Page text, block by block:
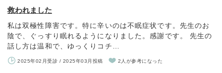
救われました
私は双極性障害です。特に辛いのは不眠症状です。先生のお
陰で、ぐっすり眠れるようになりました。感謝です。 先生の
話し方は温和で、ゆっくりコチ…
2025年02月受診 / 2025年03月投稿 2人が参考になった